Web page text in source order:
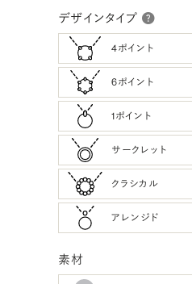
デザインタイプ
4ポイント
6ポイント
1ポイント
サークレット
クラシカル
アレンジド
素材